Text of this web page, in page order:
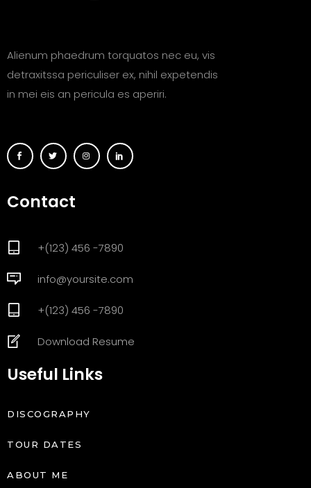
Alienum phaedrum torquatos nec eu, vis
detraxitssa periculiser ex, nihil expetendis
in mei eis an pericula es aperiri.
Contact
+(123) 456 -7890
info@yoursite.com
+(123) 456 -7890
Download Resume
Useful Links
DISCOGRAPHY
TOUR DATES
ABOUT ME